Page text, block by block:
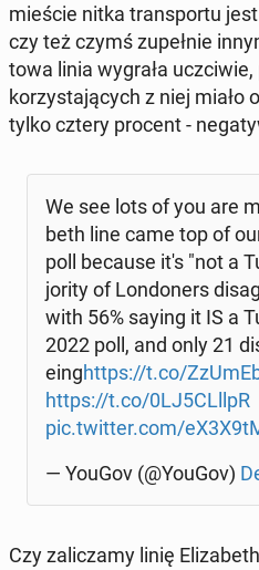
mieście nitka trans­por­tu
czy też czymś zu­peł­nie
to­wa linia wygrała
ko­rzy­sta­ją­cych z niej miało
tylko cztery procent -
We see lots of you are
beth line came top of
poll because it's "not a
jo­ri­ty of Lon­do­ners
with 56% saying it IS a
2022 poll, and only 21
einghttps://t.co/
https://t.co/0LJ5CLllpR
pic.twitter.com/
— YouGov (@YouGov)
Czy za­li­cza­my linię